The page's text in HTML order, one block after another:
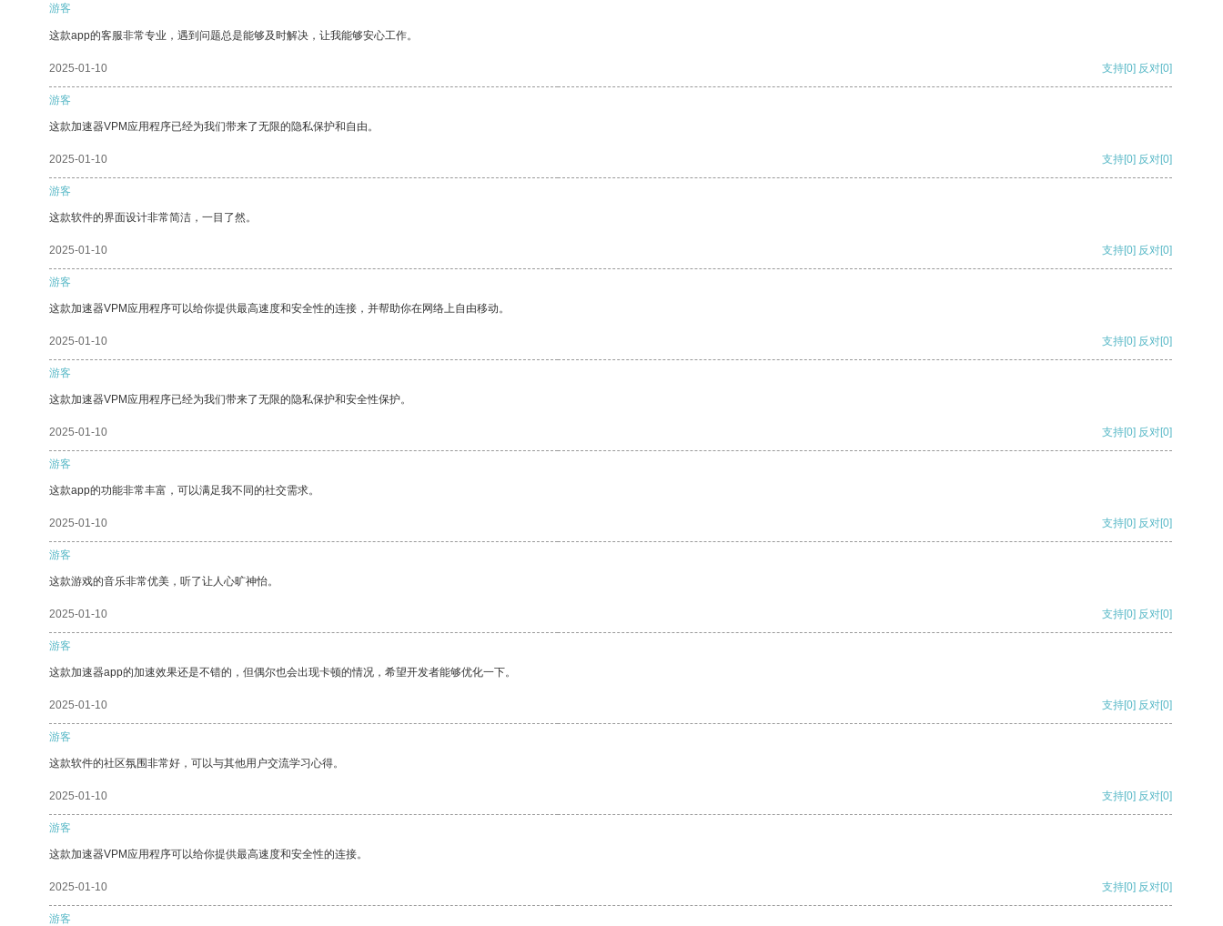
游客
这款app的客服非常专业，遇到问题总是能够及时解决，让我能够安心工作。
2025-01-10 支持[0] 反对[0]
游客
这款加速器VPM应用程序已经为我们带来了无限的隐私保护和自由。
2025-01-10 支持[0] 反对[0]
游客
这款软件的界面设计非常简洁，一目了然。
2025-01-10 支持[0] 反对[0]
游客
这款加速器VPM应用程序可以给你提供最高速度和安全性的连接，并帮助你在网络上自由移动。
2025-01-10 支持[0] 反对[0]
游客
这款加速器VPM应用程序已经为我们带来了无限的隐私保护和安全性保护。
2025-01-10 支持[0] 反对[0]
游客
这款app的功能非常丰富，可以满足我不同的社交需求。
2025-01-10 支持[0] 反对[0]
游客
这款游戏的音乐非常优美，听了让人心旷神怡。
2025-01-10 支持[0] 反对[0]
游客
这款加速器app的加速效果还是不错的，但偶尔也会出现卡顿的情况，希望开发者能够优化一下。
2025-01-10 支持[0] 反对[0]
游客
这款软件的社区氛围非常好，可以与其他用户交流学习心得。
2025-01-10 支持[0] 反对[0]
游客
这款加速器VPM应用程序可以给你提供最高速度和安全性的连接。
2025-01-10 支持[0] 反对[0]
游客